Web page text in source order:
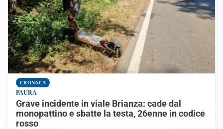
CRONACA
PAURA
Grave incidente in viale Brianza: cade dal
monopattino e sbatte la testa, 26enne in codice
rosso